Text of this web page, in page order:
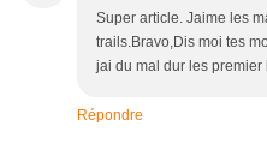
Super article. Jaime les
trails.Bravo,Dis moi tes
jai du mal dur les premier
Répondre